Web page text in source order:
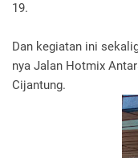
19.
Dan kegiatan ini
nya Jalan Hotmix
Cijantung.